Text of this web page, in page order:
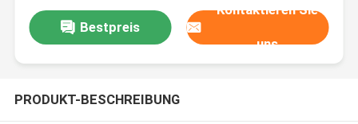
Bestpreis
Kontaktieren Sie
uns
PRODUKT-BESCHREIBUNG